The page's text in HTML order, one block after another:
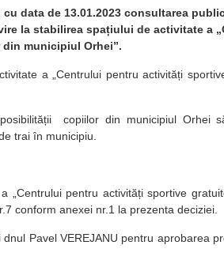
data de 13.01.2023 consultarea
la stabilirea spațiului de activitate a
municipiul Orhei”.
a „Centrului pentru activități
copiilor din municipiul Orhei
trai în municipiu.
„Centrului pentru activități sportive
conform anexei nr.1 la prezenta deciziei.
Pavel VEREJANU pentru aprobarea